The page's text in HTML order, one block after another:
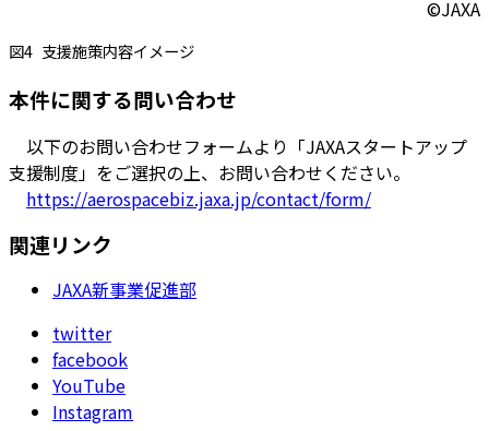
©JAXA
図4 支援施策内容イメージ
本件に関する問い合わせ
以下のお問い合わせフォームより「JAXAスタートアップ
支援制度」をご選択の上、お問い合わせください。
https://aerospacebiz.jaxa.jp/contact/form/
関連リンク
JAXA新事業促進部
twitter
facebook
YouTube
Instagram